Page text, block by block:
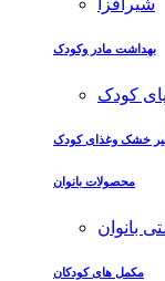
شیرافزا
بهداشت مادر وکودک
کودک
خشک وغذای کودک
محصولات بانوان
بانوان
مکمل های کودکان